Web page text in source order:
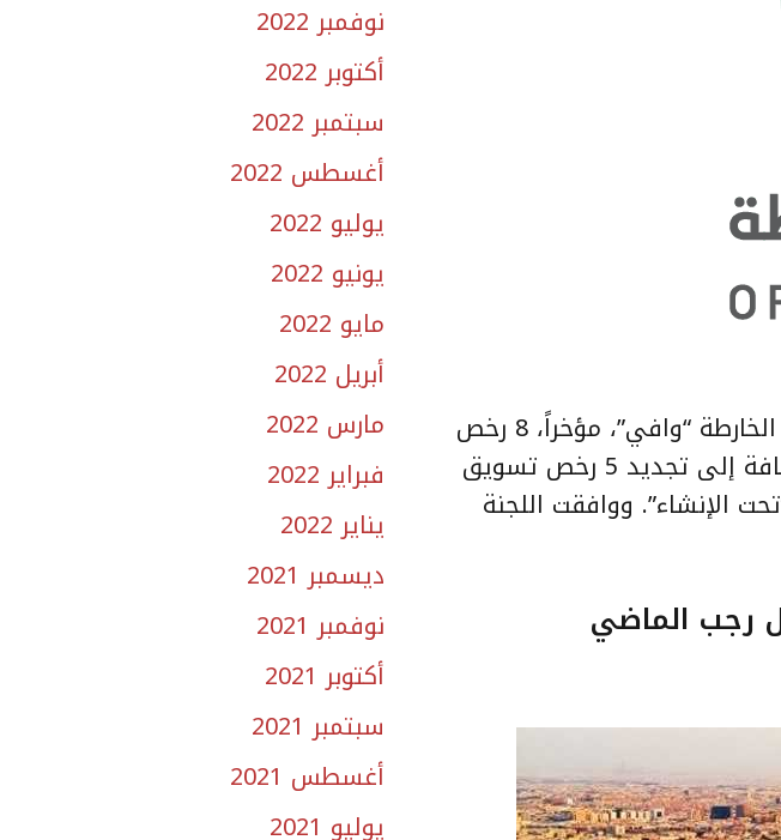
تعزيزاً لتسريع عمل المطورين العقاريين، أصدرت لجنة البيع والتأجير على الخارطة “وافي”، مؤخراً، 8 رخص
بيع على الخارطة و12 رخصة تسويق لمشاريع داخل المملكة وخارجها إضافة إلى تجديد 5 رخص تسويق
“تحت الإنشاء”. ووافقت اللجنة
نوفمبر 2022
أكتوبر 2022
سبتمبر 2022
أغسطس 2022
يوليو 2022
يونيو 2022
مايو 2022
أبريل 2022
مارس 2022
فبراير 2022
يناير 2022
ديسمبر 2021
نوفمبر 2021
أكتوبر 2021
سبتمبر 2021
أغسطس 2021
يوليو 2021